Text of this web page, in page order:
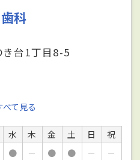
科
台1丁目8-5
べて見る
水 木 金 土 日
祝
● － ● ● －
－